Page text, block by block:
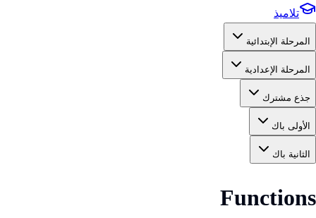
تلاميذ
المرحلة الإبتدائية
المرحلة الإعدادية
جذع مشترك
الأولى باك
الثانية باك
Functions